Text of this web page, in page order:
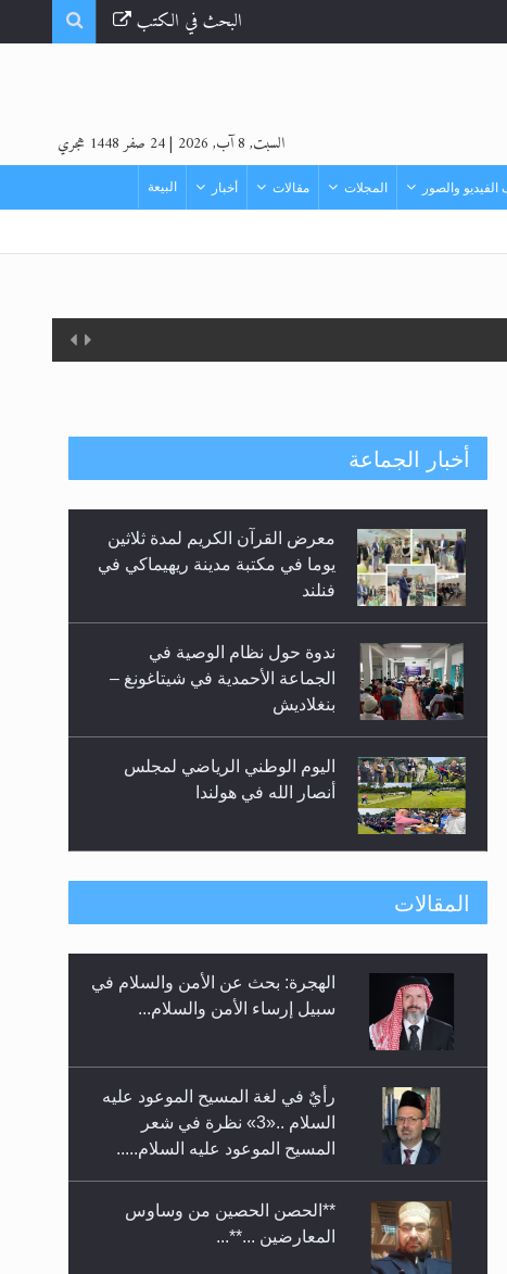
البحث في الكتب
السبت, 8 آب, 2026 |24 صفر 1448 هجري
الفيديو والصور المجلات مقالات أخبار البيعة
أخبار الجماعة
معرض القرآن الكريم لمدة ثلاثين
يوما في مكتبة مدينة ريهيماكي في
فنلند
ندوة حول نظام الوصية في
الجماعة الأحمدية في شيتاغونغ –
بنغلاديش
اليوم الوطني الرياضي لمجلس
أنصار الله في هولندا
إتمام حفظ القرآن الكريم لثلاثة
حفل توزيع الشهادات في الجامعة
الأحمدية بنيجيريا لعام 2025
المقالات
الهجرة: بحث عن الأمن والسلام في
سبيل إرساء الأمن والسلام...
رأيٌ في لغة المسيح الموعود عليه
السلام ..«3» نظرة في شعر
المسيح الموعود عليه السلام.....
**الحصن الحصين من وساوس
المعارضين ...**...